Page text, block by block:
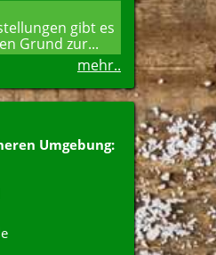
gibt es
Grund zur...
mehr..
Umgebung: